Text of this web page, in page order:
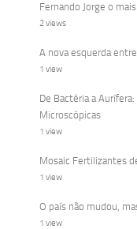
Fernando Jorge o
2 views
A nova esquerda
1 view
De Bactéria a
Microscópicas
1 view
Mosaic Fertilizantes
1 view
O país não mudou,
1 view